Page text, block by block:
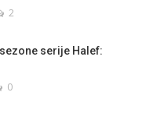
2
serije Halef:
0